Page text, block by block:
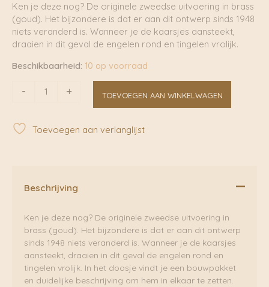
Ken je deze nog? De originele zweedse uitvoering in brass
(goud). Het bijzondere is dat er aan dit ontwerp sinds 1948
niets veranderd is. Wanneer je de kaarsjes aansteekt,
draaien in dit geval de engelen rond en tingelen vrolijk.
Beschikbaarheid: 10 op voorraad
-
Swedish
Design
+ TOEVOEGEN AAN WINKELWAGEN
Toevoegen aan verlanglijst
Beschrijving
Ken je deze nog? De originele zweedse uitvoering in
brass (goud). Het bijzondere is dat er aan dit ontwerp
sinds 1948 niets veranderd is. Wanneer je de kaarsjes
aansteekt, draaien in dit geval de engelen rond en
tingelen vrolijk. In het doosje vindt je een bouwpakket
en duidelijke beschrijving om hem in elkaar te zetten.